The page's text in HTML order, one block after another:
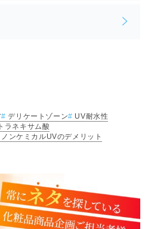
デリケートゾーン
UV耐水性
トラネキサム酸
ノンケミカルUVのデメリット